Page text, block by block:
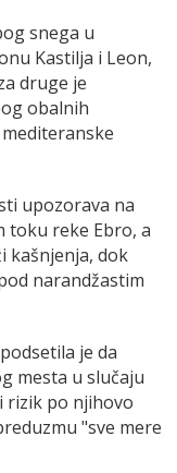
snega u
Kastilja i Leon,
druge je
obalnih
upozorava na
toku reke Ebro, a
kašnjenja, dok
narandžastim
je da
mesta u slučaju
rizik po njihovo
"sve mere